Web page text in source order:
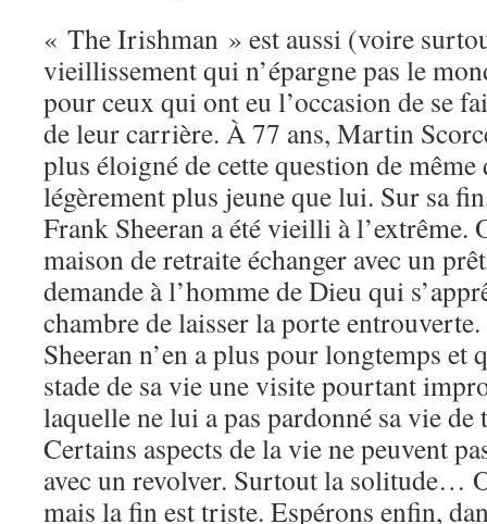
« The Irishman » est aussi (voire
vieillissement qui n’épargne pas le
pour ceux qui ont eu l’occasion de se
de leur carrière. À 77 ans, Martin
plus éloigné de cette question de
légèrement plus jeune que lui. Sur sa
Frank Sheeran a été vieilli à l’extrême.
maison de retraite échanger avec un
demande à l’homme de Dieu qui
chambre de laisser la porte
Sheeran n’en a plus pour longtemps et
stade de sa vie une visite pourtant
laquelle ne lui a pas pardonné sa vie
Certains aspects de la vie ne peuvent
avec un revolver. Surtout la solitude…
mais la fin est triste. Espérons enfin,